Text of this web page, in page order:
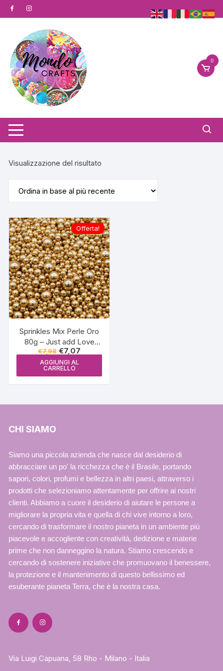
al
0
Visualizzazione del risultato
Offerta!
Sprinkles Mix Perle Oro
80g – Just add Love
(mix perolas)
€7,98 Il
prezzo
originale
era:
€7,07
prezzo
AGGIUNGI AL
CARRELLO
CHI SIAMO
Siamo una piccola azienda che nasce dal desiderio di
abbracciare un po' la ricchezza che è il Brasile, portando
sapori, colori, profumi e bellezza in altri paesi, attraverso i
prodotti che selezioniamo attentamente per offrire ai nostri
clienti. Abbiamo a cuore il desiderio di aiutare le persone a
migliorare la propria vita e quella di chi vive intorno a loro,
cercando di trasformare il nostro pianeta in un ambiente più
piacevole e accogliente con creatività, dedizione e materie
prime che non danneggino la natura. Stiamo crescendo e
cercando di sostenere iniziative che promuovano il benessere,
la protezione e il mantenimento di questo bellissimo ed
esuberante pianeta Terra, che è la nostra casa.
Via Luigi Capuana, 58 Rho - Milano - Italia